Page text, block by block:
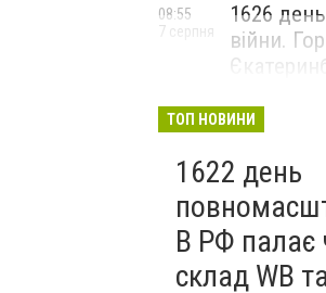
1626
війни.
Маріуполі
08:55
7 серпня
ТОП НОВИНИ
1622 день
В РФ палає
склад WB